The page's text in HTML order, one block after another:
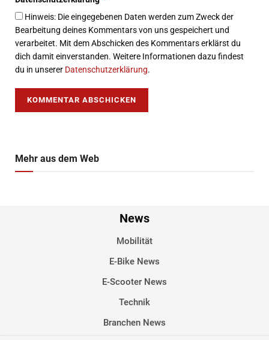
Hinweis: Die eingegebenen Daten werden zum Zweck der
Bearbeitung deines Kommentars von uns gespeichert und
verarbeitet. Mit dem Abschicken des Kommentars erklärst du
dich damit einverstanden. Weitere Informationen dazu findest
du in unserer Datenschutzerklärung.
Mehr aus dem Web
News
Mobilität
E-Bike News
E-Scooter News
Technik
Branchen News